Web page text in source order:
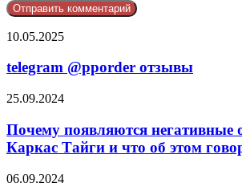
telegram
отзывы
10.05.2025
telegram @pporder отзывы
Почему
негативные
отзывы
о
Тайги
25.09.2024
Почему появляются негативные
Каркас Тайги и что об этом
Негативные
06.09.2024